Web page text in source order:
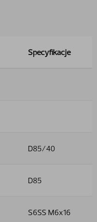
Specyfikacje
D85/40
D85
S6SS M6x16